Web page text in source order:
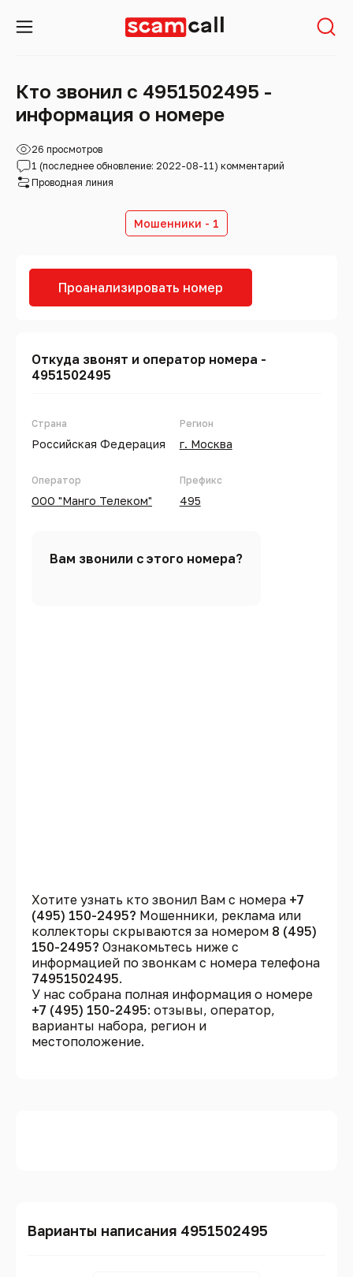
Кто звонил с 4951502495 -
информация о номере
26 просмотров
1 (последнее обновление: 2022-08-11) комментарий
Проводная линия
Мошенники - 1
Проанализировать номер
Откуда звонят и оператор номера -
4951502495
Страна
Российская Федерация
Оператор
ООО "Манго Телеком"
Регион
г. Москва
Префикс
495
Вам звонили с этого номера?
Хотите узнать кто звонил Вам с номера +7
(495) 150-2495? Мошенники, реклама или
коллекторы скрываются за номером 8 (495)
150-2495? Ознакомьтесь ниже с
информацией по звонкам с номера телефона
74951502495.
У нас собрана полная информация о номере
+7 (495) 150-2495: отзывы, оператор,
варианты набора, регион и
местоположение.
Варианты написания 4951502495